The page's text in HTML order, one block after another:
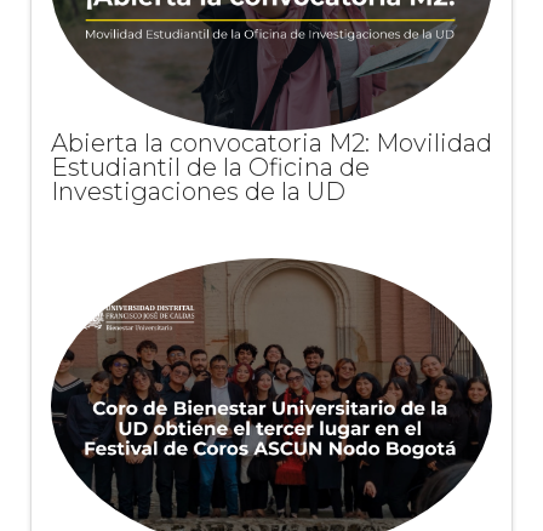
Abierta la convocatoria M2: Movilidad
Estudiantil de la Oficina de
Investigaciones de la UD